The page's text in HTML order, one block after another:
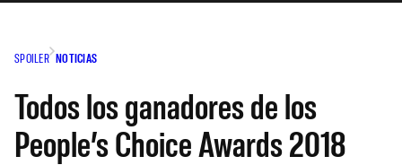
SPOILER NOTICIAS
Todos los ganadores de los
People’s Choice Awards 2018